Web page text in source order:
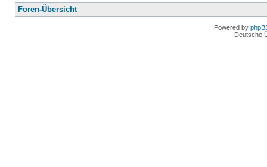
Foren-Übersicht
Powered by
Deutsche